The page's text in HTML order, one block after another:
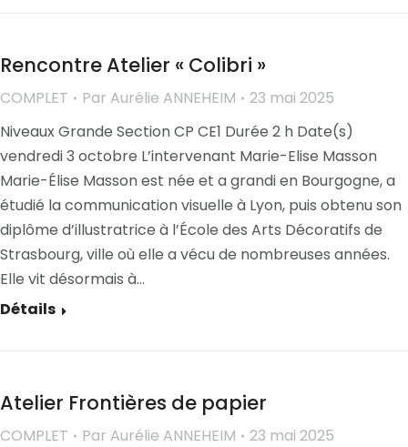
Rencontre Atelier « Colibri »
COMPLET Par Aurélie ANNEHEIM
23 mai 2025
Niveaux Grande Section CP CE1 Durée 2 h Date(s)
vendredi 3 octobre L’intervenant Marie-Elise Masson
Marie-Élise Masson est née et a grandi en Bourgogne, a
étudié la communication visuelle à Lyon, puis obtenu son
diplôme d’illustratrice à l’École des Arts Décoratifs de
Strasbourg, ville où elle a vécu de nombreuses années.
Elle vit désormais à…
Détails
Atelier Frontières de papier
COMPLET Par Aurélie ANNEHEIM
23 mai 2025